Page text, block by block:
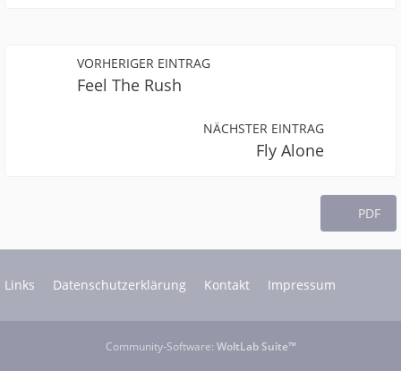
VORHERIGER EINTRAG
Feel The Rush
NÄCHSTER EINTRAG
Fly Alone
PDF
Links Datenschutzerklärung Kontakt Impressum
Community-Software: WoltLab Suite™